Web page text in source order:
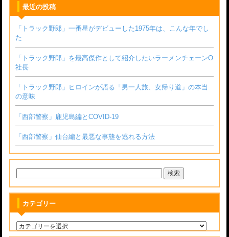
最近の投稿
「トラック野郎」一番星がデビューした1975年は、こんな年でし
た
「トラック野郎」を最高傑作として紹介したいラーメンチェーンО
社長
「トラック野郎」ヒロインが語る「男一人旅、女帰り道」の本当
の意味
「西部警察」鹿児島編とCOVID-19
「西部警察」仙台編と最悪な事態を逃れる方法
カテゴリー
テ